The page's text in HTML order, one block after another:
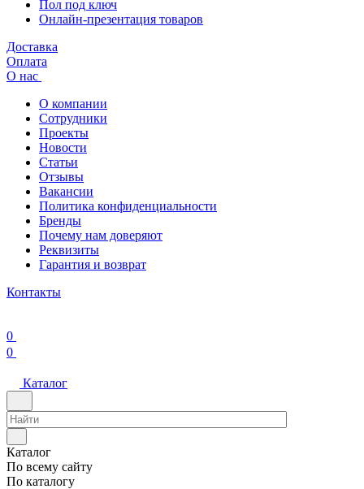
Пол под ключ
Онлайн-презентация товаров
Доставка
Оплата
О нас
О компании
Сотрудники
Проекты
Новости
Статьи
Отзывы
Вакансии
Политика конфиденциальности
Бренды
Почему нам доверяют
Реквизиты
Гарантия и возврат
Контакты
0
0
Каталог
Каталог
По всему сайту
По каталогу